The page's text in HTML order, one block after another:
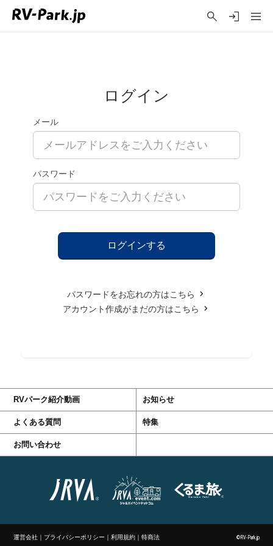
ログイン
メール
パスワード
パスワードをお忘れの方はこちら
アカウント作成がまだの方はこちら
RVパーク紹介動画 お知らせ
よくある質問 特集
お問い合わせ
運営会社 ｜ プライバシーポリシー ｜利用規約 ｜特商法 ©RV-Park.jp